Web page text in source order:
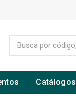
Catálogos